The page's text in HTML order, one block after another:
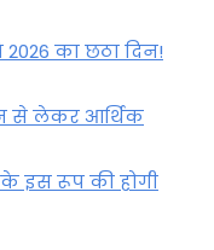
2026 का छठा दिन!
से लेकर आर्थिक
के इस रूप की होगी